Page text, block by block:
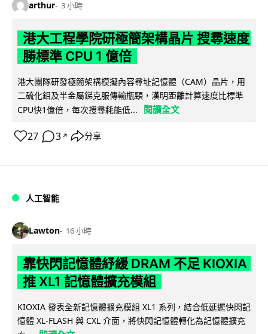
arthur 3 小時
港大工程學院研極簡架構晶片 搜尋速度
勝標準 CPU 1 億倍
港大團隊研發極簡架構模擬內容尋址記憶體（CAM）晶片，用
二硫化鉬及半金屬銻克服傳輸瓶頸，漢明距離計算速度比標準
CPU快1億倍，每次搜尋耗能低...
閱讀全文
27 3 ↗ 分享
人工智能
Lawton 16 小時
靠快閃記憶體紓緩 DRAM 不足 KIOXIA
推 XL1 記憶體擴充模組
KIOXIA 發表全新記憶體擴充模組 XL1 系列，結合低延遲快閃記
憶體 XL-FLASH 與 CXL 介面，將快閃記憶體轉化為記憶體擴充